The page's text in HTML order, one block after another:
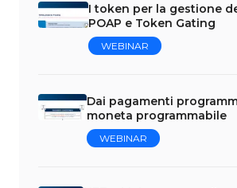
I token per la gestione
POAP e Token Gating
WEBINAR
Dai pagamenti
moneta programmabile
WEBINAR